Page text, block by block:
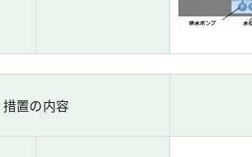
措置の内容